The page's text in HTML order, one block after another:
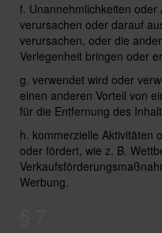
f. Unannehmlichkeiten
verursachen oder darauf
verursachen, oder die
Verlegenheit bringen oder
g. verwendet wird oder
einen anderen Vorteil von
für die Entfernung des
h. kommerzielle Aktivitäten
oder fördert, wie z. B.
Werbung.